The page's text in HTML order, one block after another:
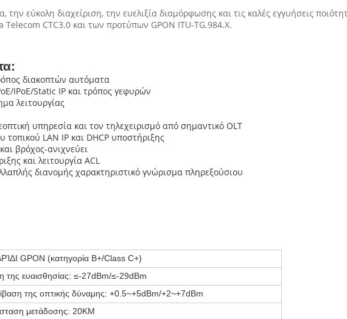
την εύκολη διαχείριση, την ευελιξία διαμόρφωσης και τις καλές εγγυήσεις
CTC3.0 και των προτύπων GPON ITU-TG.984.X.
διακοπτών αυτόματα
IPoE/Static IP και τρόπος γεφυρών
λειτουργίας
υπηρεσία και τον τηλεχειρισμό από σημαντικό OLT
LAN IP και DHCP υποστήριξης
βρόχος-ανιχνεύει
και λειτουργία ACL
διανομής χαρακτηριστικό γνώρισμα πληρεξούσιου
GPON (κατηγορία B+/Class C+)
της ευαισθησίας: ≤-27dBm/≤-29dBm
της οπτικής δύναμης: +0.5~+5dBm/+2~+7dBm
μετάδοσης: 20KM